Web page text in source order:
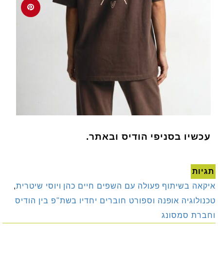
עכשיו בסניפי הודיס ובאתר.
תגיות
איקאה בשיתוף פעולה עם השפים חיים כהן ויוסי שיטרית,
טכנולוגיה אופנה וספורט חוברים יחדיו בשת"פ בין הודיס
וחברת סמסונג